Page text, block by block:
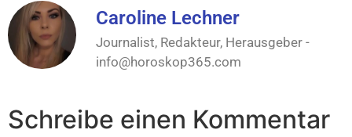
Caroline Lechner
Journalist, Redakteur, Herausgeber -
info@horoskop365.com
Schreibe einen Kommentar